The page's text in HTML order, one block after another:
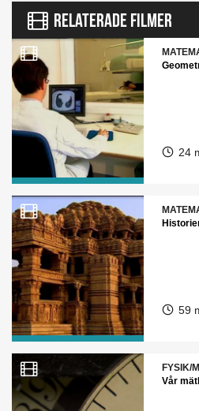
RELATERADE FILMER
24
59
FYSIK/
Vår